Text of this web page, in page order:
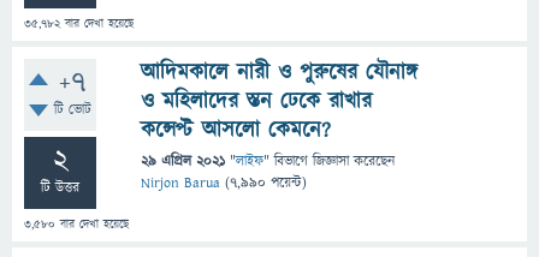
35,782বার দেখা হয়েছে
+7
টি ভোট
2
টি উত্তর
3,580 বার দেখা হয়েছে
আদিমকালে নারী ও পুরুষের যৌনাঙ্গ
ও মহিলাদের স্তন ঢেকে রাখার
কন্সেপ্ট আসলো কেমনে?
29 এপ্রিল 2021 "লাইফ" বিভাগে জিজ্ঞাসাকরেছেন
Nirjon Barua (7,990 পয়েন্ট)